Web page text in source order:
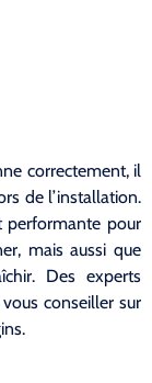
correctement, il
de l’installation.
performante pour
mais aussi que
Des experts
conseiller sur